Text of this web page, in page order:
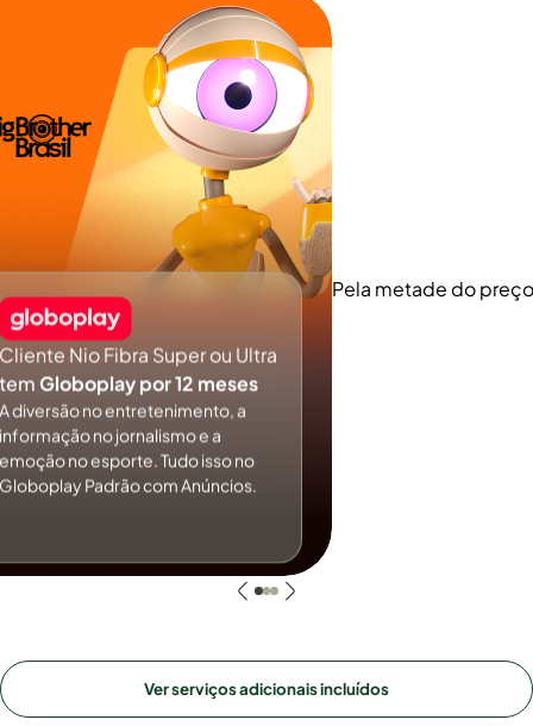
Cliente Nio Fibra Super ou Ultra
temGloboplay por 12 meses
A diversão no entretenimento, a
informação no jornalismo e a
emoção no esporte. Tudo isso no
Globoplay Padrão com Anúncios.
Pela metade do preço
Ver serviços adicionais incluídos